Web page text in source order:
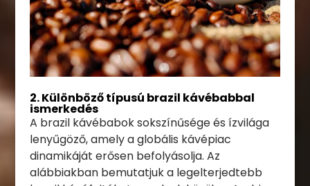
2. Különböző típusú brazil kávébabbal
ismerkedés
A brazil kávébabok sokszínűsége és ízvilága
lenyűgöző, amely a globális kávépiac
dinamikáját erősen befolyásolja. Az
alábbiakban bemutatjuk a legelterjedtebb